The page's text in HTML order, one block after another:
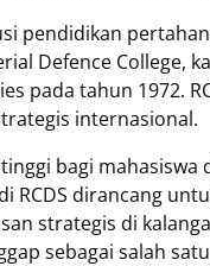
pendidikan
Defence College,
pada tahun 1972.
internasional.
bagi mahasiswa
dirancang
strategis di
sebagai salah